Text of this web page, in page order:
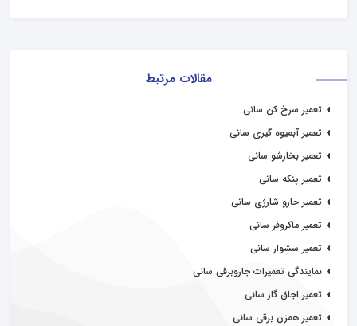
مقالات مرتبط
تعمیر سرخ کن سانی
تعمیر آبمیوه گیری سانی
تعمیر بخارشو سانی
تعمیر پنکه سانی
تعمیر جارو شارژی سانی
تعمیر ماکروفر سانی
تعمیر سشوار سانی
نمایندگی تعمیرات جاروبرقی سانی
تعمیر اجاق گاز سانی
تعمیر همزن برقی سانی